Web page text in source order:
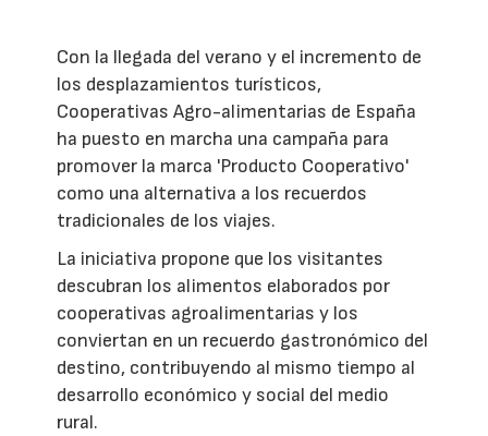
Con la llegada del verano y el incremento de
los desplazamientos turísticos,
Cooperativas Agro-alimentarias de España
ha puesto en marcha una campaña para
promover la marca 'Producto Cooperativo'
como una alternativa a los recuerdos
tradicionales de los viajes.
La iniciativa propone que los visitantes
descubran los alimentos elaborados por
cooperativas agroalimentarias y los
conviertan en un recuerdo gastronómico del
destino, contribuyendo al mismo tiempo al
desarrollo económico y social del medio
rural.